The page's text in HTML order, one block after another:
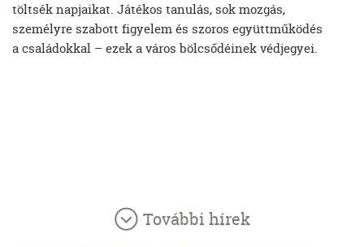
töltsék napjaikat. Játékos tanulás, sok mozgás,
személyre szabott figyelem és szoros együttműködés
a családokkal – ezek a város bölcsődéinek védjegyei.
További hírek